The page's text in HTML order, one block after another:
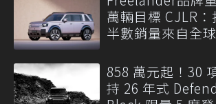
萬輛目標 CJLR
半數銷量來自全球
858 萬元起！30
持 26 年式